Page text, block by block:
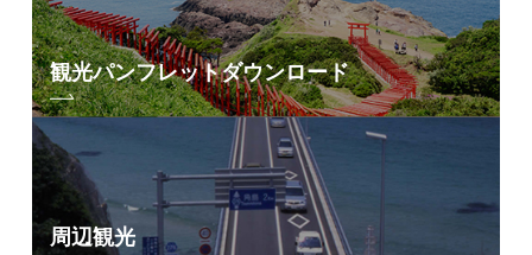
観光パンフレットダウンロード
周辺観光